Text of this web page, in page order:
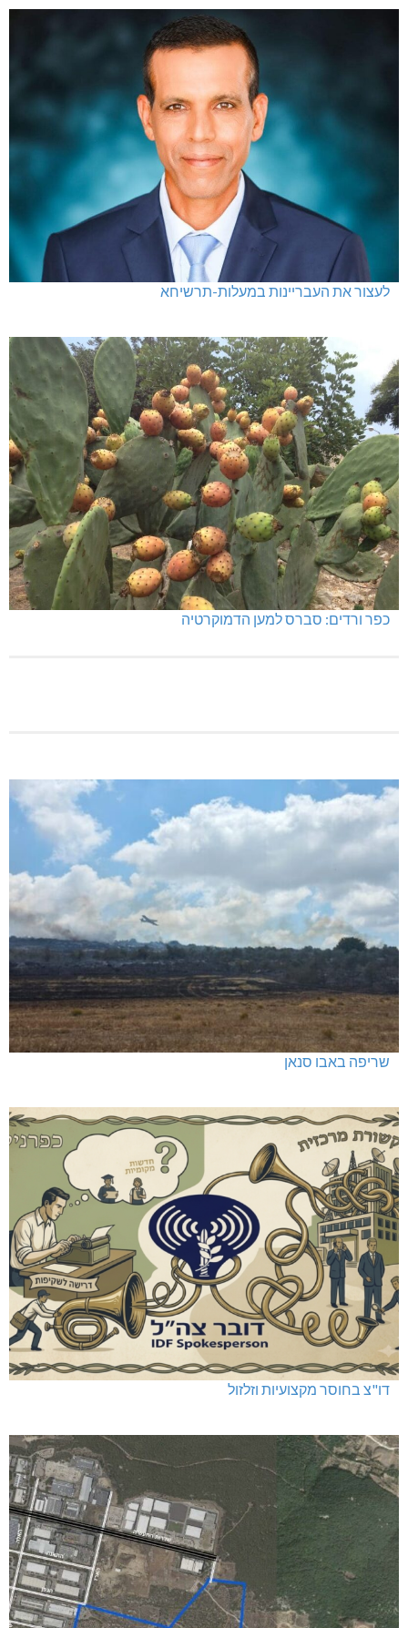
לעצור את העבריינות במעלות-תרשיחא
כפר ורדים: סברס למען הדמוקרטיה
שריפה באבו סנאן
דו"צ בחוסר מקצועיות וזלזול